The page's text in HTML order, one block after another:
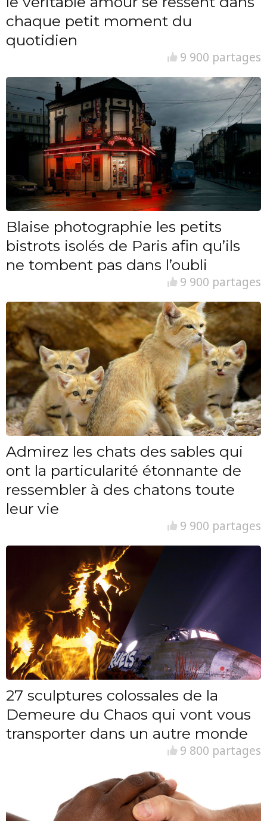
chaque petit moment du
quotidien
9 900 partages
Blaise photographie les petits
bistrots isolés de Paris afin qu’ils
ne tombent pas dans l’oubli
9 900 partages
Admirez les chats des sables qui
ont la particularité étonnante de
ressembler à des chatons toute
leur vie
9 900 partages
27 sculptures colossales de la
Demeure du Chaos qui vont vous
transporter dans un autre monde
9 800 partages